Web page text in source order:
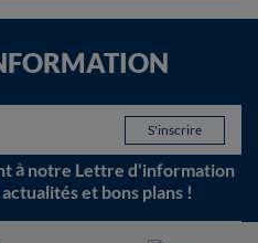
à notre Lettre d'information
et bons plans !